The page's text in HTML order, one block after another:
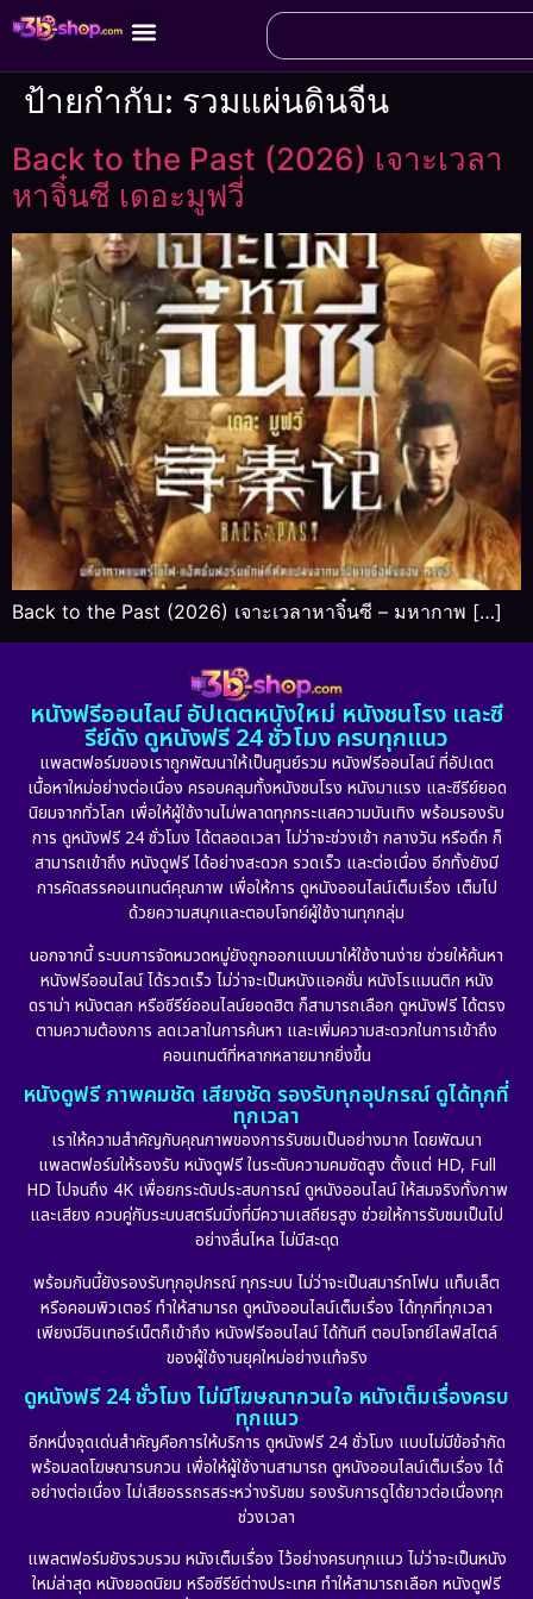
ป้ายกำกับ: รวมแผ่นดินจีน
Back to the Past (2026) เจาะเวลา
หาจิ๋นซี เดอะมูฟวี่
Back to the Past (2026) เจาะเวลาหาจิ๋นซี – มหากาพ […]
หนังฟรีออนไลน์ อัปเดตหนังใหม่ หนังชนโรง และซี
รีย์ดัง ดูหนังฟรี 24 ชั่วโมง ครบทุกแนว
แพลตฟอร์มของเราถูกพัฒนาให้เป็นศูนย์รวม หนังฟรีออนไลน์ ที่อัปเดต
เนื้อหาใหม่อย่างต่อเนื่อง ครอบคลุมทั้งหนังชนโรง หนังมาแรง และซีรีย์ยอด
นิยมจากทั่วโลก เพื่อให้ผู้ใช้งานไม่พลาดทุกกระแสความบันเทิง พร้อมรองรับ
การ ดูหนังฟรี 24 ชั่วโมง ได้ตลอดเวลา ไม่ว่าจะช่วงเช้า กลางวัน หรือดึก ก็
สามารถเข้าถึง หนังดูฟรี ได้อย่างสะดวก รวดเร็ว และต่อเนื่อง อีกทั้งยังมี
การคัดสรรคอนเทนต์คุณภาพ เพื่อให้การ ดูหนังออนไลน์เต็มเรื่อง เต็มไป
ด้วยความสนุกและตอบโจทย์ผู้ใช้งานทุกกลุ่ม
นอกจากนี้ ระบบการจัดหมวดหมู่ยังถูกออกแบบมาให้ใช้งานง่าย ช่วยให้ค้นหา
หนังฟรีออนไลน์ ได้รวดเร็ว ไม่ว่าจะเป็นหนังแอคชั่น หนังโรแมนติก หนัง
ดราม่า หนังตลก หรือซีรีย์ออนไลน์ยอดฮิต ก็สามารถเลือก ดูหนังฟรี ได้ตรง
ตามความต้องการ ลดเวลาในการค้นหา และเพิ่มความสะดวกในการเข้าถึง
คอนเทนต์ที่หลากหลายมากยิ่งขึ้น
หนังดูฟรี ภาพคมชัด เสียงชัด รองรับทุกอุปกรณ์ ดูได้ทุกที่
ทุกเวลา
เราให้ความสำคัญกับคุณภาพของการรับชมเป็นอย่างมาก โดยพัฒนา
แพลตฟอร์มให้รองรับ หนังดูฟรี ในระดับความคมชัดสูง ตั้งแต่ HD, Full
HD ไปจนถึง 4K เพื่อยกระดับประสบการณ์ ดูหนังออนไลน์ ให้สมจริงทั้งภาพ
และเสียง ควบคู่กับระบบสตรีมมิ่งที่มีความเสถียรสูง ช่วยให้การรับชมเป็นไป
อย่างลื่นไหล ไม่มีสะดุด
พร้อมกันนี้ยังรองรับทุกอุปกรณ์ ทุกระบบ ไม่ว่าจะเป็นสมาร์ทโฟน แท็บเล็ต
หรือคอมพิวเตอร์ ทำให้สามารถ ดูหนังออนไลน์เต็มเรื่อง ได้ทุกที่ทุกเวลา
เพียงมีอินเทอร์เน็ตก็เข้าถึง หนังฟรีออนไลน์ ได้ทันที ตอบโจทย์ไลฟ์สไตล์
ของผู้ใช้งานยุคใหม่อย่างแท้จริง
ดูหนังฟรี 24 ชั่วโมง ไม่มีโฆษณากวนใจ หนังเต็มเรื่องครบ
ทุกแนว
อีกหนึ่งจุดเด่นสำคัญคือการให้บริการ ดูหนังฟรี 24 ชั่วโมง แบบไม่มีข้อจำกัด
พร้อมลดโฆษณารบกวน เพื่อให้ผู้ใช้งานสามารถ ดูหนังออนไลน์เต็มเรื่อง ได้
อย่างต่อเนื่อง ไม่เสียอรรถรสระหว่างรับชม รองรับการดูได้ยาวต่อเนื่องทุก
ช่วงเวลา
แพลตฟอร์มยังรวบรวม หนังเต็มเรื่อง ไว้อย่างครบทุกแนว ไม่ว่าจะเป็นหนัง
ใหม่ล่าสุด หนังยอดนิยม หรือซีรีย์ต่างประเทศ ทำให้สามารถเลือก หนังดูฟรี